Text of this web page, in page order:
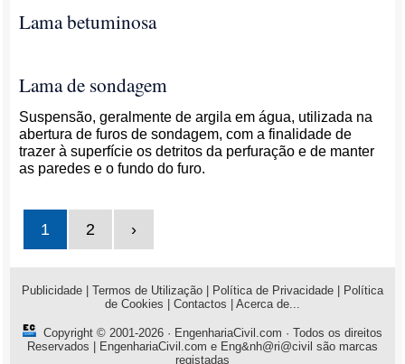
Lama betuminosa
Lama de sondagem
Suspensão, geralmente de argila em água, utilizada na
abertura de furos de sondagem, com a finalidade de
trazer à superfície os detritos da perfuração e de manter
as paredes e o fundo do furo.
1 2 ›
Publicidade Termos de Utilização Política de Privacidade
Política
de Cookies
Contactos Acerca de...
Copyright © 2001-2026 · EngenhariaCivil.com · Todos os direitos
Reservados | EngenhariaCivil.com e Eng&nh@ri@civil são marcas
registadas